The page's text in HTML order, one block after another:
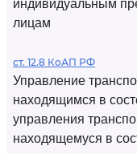
индивидуальным
лицам
ст. 12.8 КоАП РФ
Управление
находящимся в
управления
находящемуся в